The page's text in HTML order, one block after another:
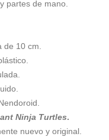
partes de mano.
de 10 cm.
Ninja Turtles.
nuevo y original.